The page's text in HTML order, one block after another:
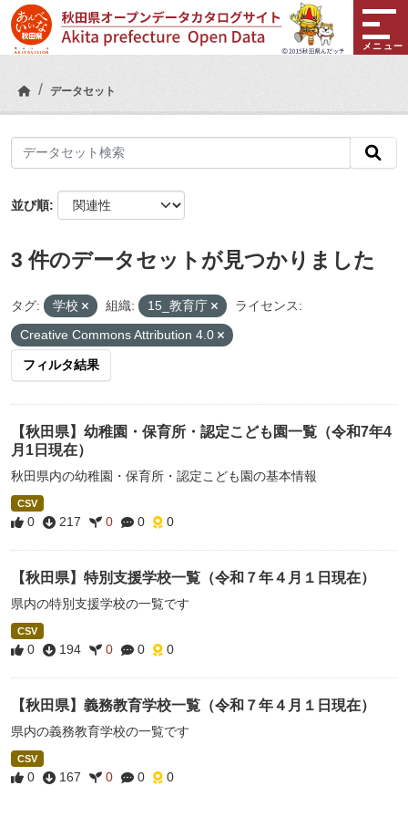
Skip to main content
メニュー
データセット
並び順
3 件のデータセットが見つかりました
タグ: 学校 組織: 15_教育庁
ライセンス:
Creative Commons Attribution 4.0
フィルタ結果
【秋田県】幼稚園・保育所・認定こども園一覧（令和7年4
月1日現在）
秋田県内の幼稚園・保育所・認定こども園の基本情報
CSV
0 217 0 0 0
【秋田県】特別支援学校一覧（令和７年４月１日現在）
県内の特別支援学校の一覧です
CSV
0 194 0 0 0
【秋田県】義務教育学校一覧（令和７年４月１日現在）
県内の義務教育学校の一覧です
CSV
0 167 0 0 0